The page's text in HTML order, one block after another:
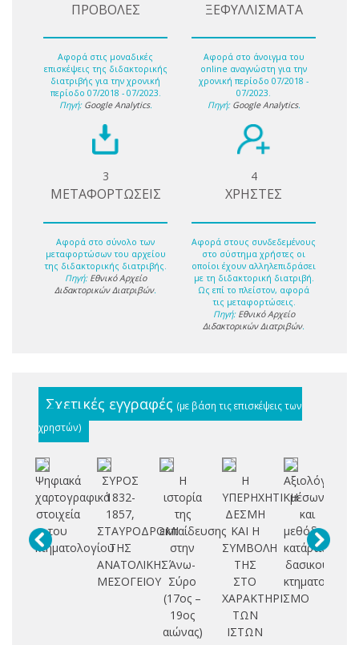
ΠΡΟΒΟΛΕΣ
Αφορά στις μοναδικές
επισκέψεις της διδακτορικής
διατριβής για την χρονική
περίοδο 07/2018 - 07/2023.
Πηγή: Google Analytics.
ΞΕΦΥΛΛΙΣΜΑΤΑ
Αφορά στο άνοιγμα του
online αναγνώστη για την
χρονική περίοδο 07/2018 -
07/2023.
Πηγή: Google Analytics.
3
ΜΕΤΑΦΟΡΤΩΣΕΙΣ
Αφορά στο σύνολο των
μεταφορτώσων του αρχείου
της διδακτορικής διατριβής.
Πηγή: Εθνικό Αρχείο
Διδακτορικών Διατριβών.
4
ΧΡΗΣΤΕΣ
Αφορά στους συνδεδεμένους
στο σύστημα χρήστες οι
οποίοι έχουν αλληλεπιδράσει
με τη διδακτορική διατριβή.
Ως επί το πλείστον, αφορά
τις μεταφορτώσεις.
Πηγή: Εθνικό Αρχείο
Διδακτορικών Διατριβών.
Σχετικές εγγραφές (με βάση τις επισκέψεις των
χρηστών)
Ψηφιακά
χαρτογραφικά
στοιχεία
του
κτηματολογίου
ΣΥΡΟΣ
1832-
1857,
ΣΤΑΥΡΟΔΡΟΜΙ
ΤΗΣ
ΑΝΑΤΟΛΙΚΗΣ
ΜΕΣΟΓΕΙΟΥ
Η
ιστορία
της
εκπαίδευσης
στην
Άνω-
Σύρο
(17ος –
19ος
αιώνας)
Η
ΥΠΕΡΗΧΗΤΙΚΗ
ΔΕΣΜΗ
ΚΑΙ Η
ΣΥΜΒΟΛΗ
ΤΗΣ
ΣΤΟ
ΧΑΡΑΚΤΗΡΙΣΜΟ
ΤΩΝ
ΙΣΤΩΝ
Αξιολόγηση
μέσων
και
μεθόδων
κατάρτισης
δασικού